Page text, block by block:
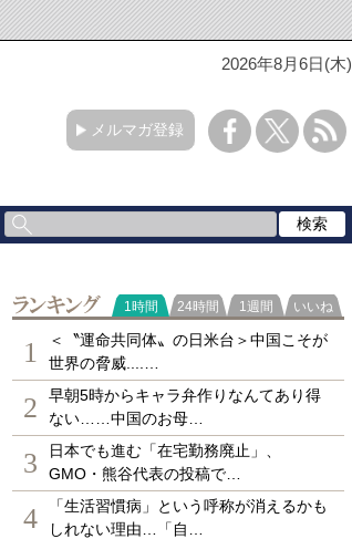
2026年8月6日(木)
メルマガ登録
ランキング
1時間 24時間 1週間 いいね
1
＜〝運命共同体〟の日米台＞中国こそが
世界の脅威....…
2
早朝5時からキャラ弁作りなんてあり得
ない……中国のお母…
3
日本でも進む「在宅勤務廃止」、
GMO・熊谷代表の投稿で…
4
「生活習慣病」という呼称が消えるかも
しれない理由…「自…